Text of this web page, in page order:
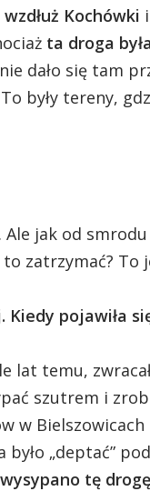
Kochówki
ta droga
dało się tam
były tereny,
Ale jak od
zatrzymać? To
pojawiła
lat temu,
szutrem i
w
„deptać”
wysypano tę